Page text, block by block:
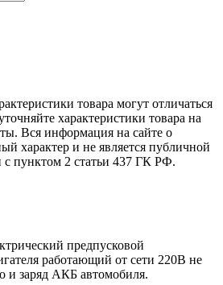
товара могут отличаться
характеристики товара на
Вся информация на сайте о
характер и не является публичной
с пунктом 2 статьи 437 ГК РФ.
предпусковой
работающий от сети 220В не
и заряд АКБ автомобиля.